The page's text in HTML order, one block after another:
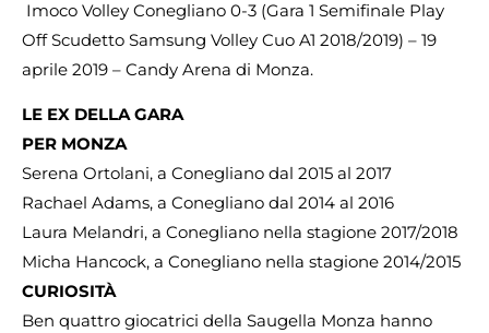
Imoco Volley Conegliano 0-3 (Gara 1 Semifinale Play
Off Scudetto Samsung Volley Cuo A1 2018/2019) – 19
aprile 2019 – Candy Arena di Monza.
LE EX DELLA GARA
PER MONZA
Serena Ortolani, a Conegliano dal 2015 al 2017
Rachael Adams, a Conegliano dal 2014 al 2016
Laura Melandri, a Conegliano nella stagione 2017/2018
Micha Hancock, a Conegliano nella stagione 2014/2015
CURIOSITÀ
Ben quattro giocatrici della Saugella Monza hanno